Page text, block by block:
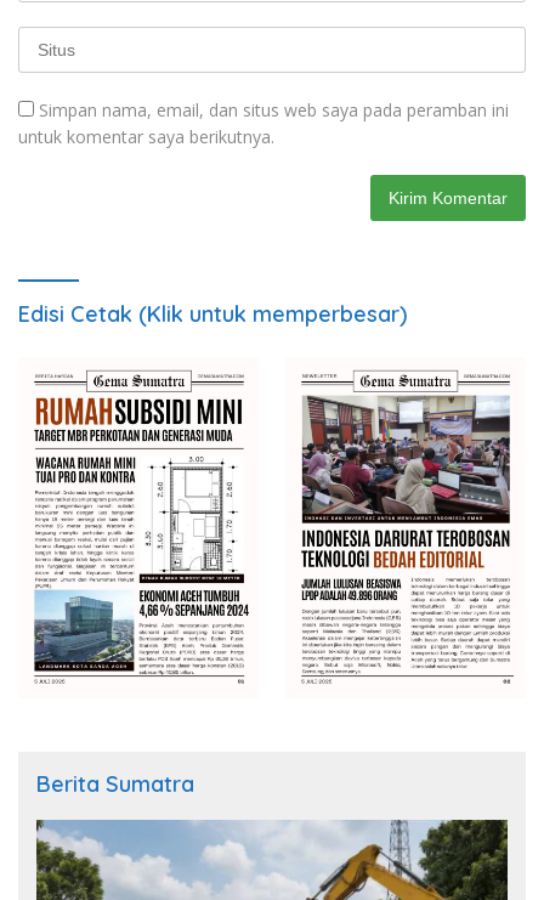
Simpan nama, email, dan situs web saya pada peramban ini
untuk komentar saya berikutnya.
Edisi Cetak (Klik untuk memperbesar)
Berita Sumatra